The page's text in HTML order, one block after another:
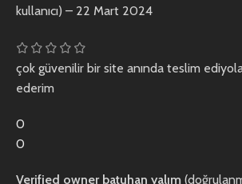
kullanıcı) – 22 Mart 2024
çok güvenilir bir site anında teslim
ederim
0
0
Verified owner batuhan yalım